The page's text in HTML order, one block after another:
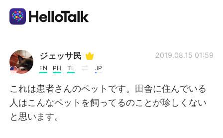
Language Exchange App
AI Grammar Checker
English
ジェッサ民
EN PH TL JP
2019.08.15 01:59
これは患者さんのペットです。田舎に住んでいる
人はこんなペットを飼ってるのことが珍しくない
と思います。